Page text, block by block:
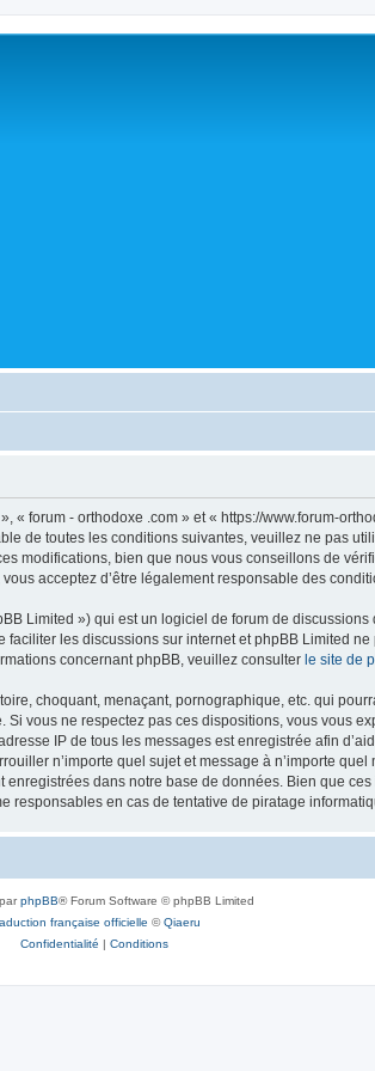
forum - orthodoxe .com » et « https://www.forum-
de toutes les conditions suivantes, veuillez ne pas
modifications, bien que nous vous conseillons de
acceptez d’être légalement responsable des
Limited ») qui est un logiciel de forum de discussions
les discussions sur internet et phpBB Limited
concernant phpBB, veuillez consulter le site de
choquant, menaçant, pornographique, etc. qui
vous ne respectez pas ces dispositions, vous vous
IP de tous les messages est enregistrée afin
n’importe quel sujet et message à n’importe
dans notre base de données. Bien que
responsables en cas de tentative de piratage
phpBB® Forum Software © phpBB Limited
française officielle ©Qiaeru
Confidentialité | Conditions